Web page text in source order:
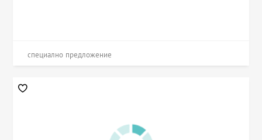
специално предложение